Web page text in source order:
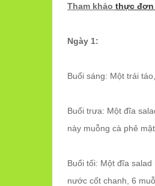
Tham khảo thực đơn
Ngày 1:
Buổi sáng:
Buổi trưa: Một đĩa
này muỗng cà phê
Buổi tối: Một đĩa
nước cốt chanh, 6